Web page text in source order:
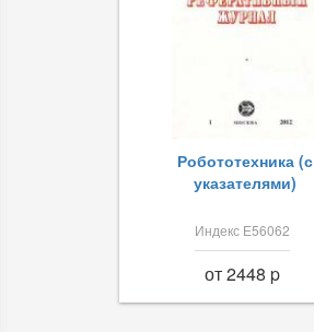
Робототехника (с
указателями)
Индекс Е56062
от 2448 p